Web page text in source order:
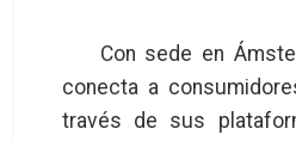
Con sede en
conecta a
través de sus